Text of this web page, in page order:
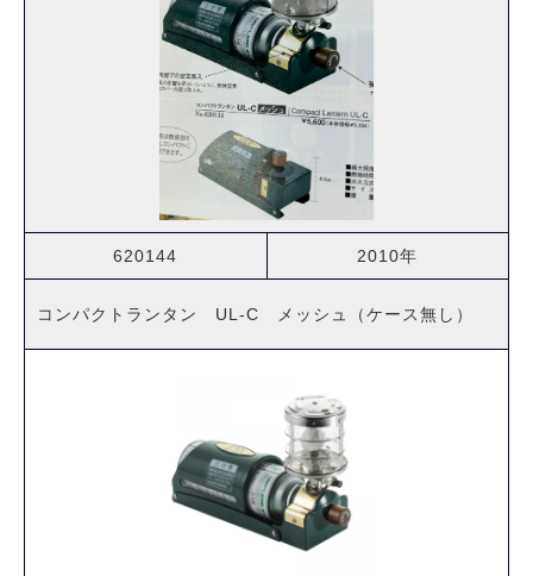
620144
コンパクトランタン UL-C メッシュ（ケース無し）
2010年